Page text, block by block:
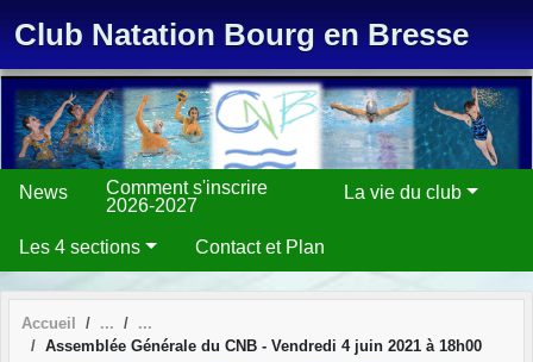
Club Natation Bourg en Bresse
News
Comment s'inscrire
2026-2027
La vie du club
Les 4 sections Contact et Plan
Accueil
Assemblée Générale du CNB - Vendredi 4 juin 2021 à 18h00